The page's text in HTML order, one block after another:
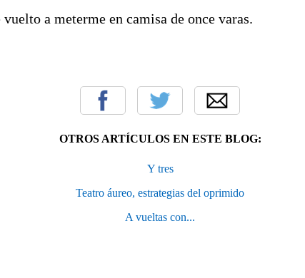
a meterme en camisa de once varas.
OTROS ARTÍCULOS EN ESTE BLOG:
Y tres
Teatro áureo, estrategias del oprimido
A vueltas con...